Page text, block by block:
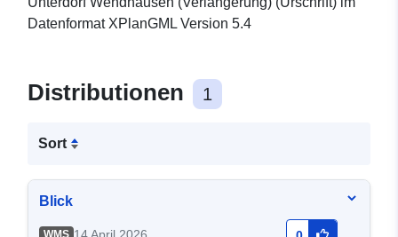
Datenformat XPlanGML Version 5.4
Distributionen 1
Sort
Blick